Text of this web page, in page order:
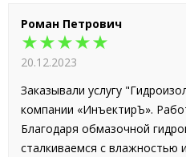
Роман Петрович
★★★★★
20.12.2023
Заказывали услугу
компании «ИнъектирЪ».
Благодаря обмазочной
сталкиваемся с влажностью